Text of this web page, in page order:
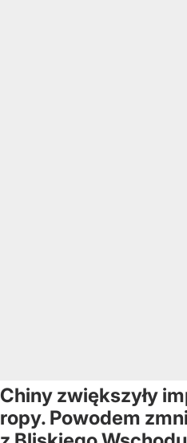
Chiny zwiększyły
ropy. Powodem